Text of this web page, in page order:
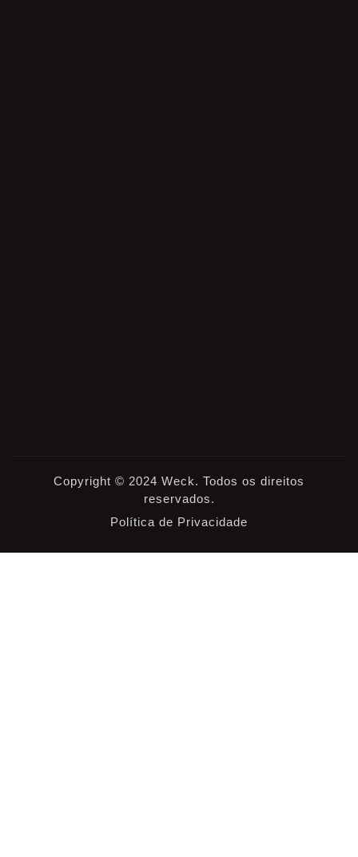
Copyright © 2024 Weck. Todos os direitos
reservados.
Política de Privacidade